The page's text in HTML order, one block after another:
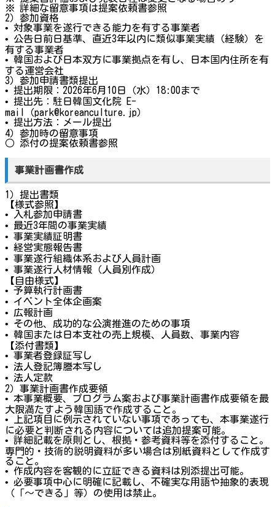
※ 詳細な留意事項は提案依頼書参照
2）参加資格
• 対象事業を遂行できる能力を有する事業者
• 公告日前日基準、直近3年以内に類似事業実績（経験）を
有する事業者
• 韓国および日本双方に事業拠点を有し、日本国内住所を有
する運営会社
3）参加申請書類提出
• 提出期限：2026年6月10日（水）18:00まで
• 提出先：駐日韓国文化院 E-
mail（park@koreanculture.jp）
• 提出方法：メール提出
4）参加時の留意事項
○ 添付の提案依頼書参照
事業計画書作成
1）提出書類
【様式参照】
• 入札参加申請書
• 最近3年間の事業実績
• 事業実績証明書
• 経営実態報告書
• 事業遂行組織体系および人員計画
• 事業遂行人材情報（人員別作成）
【自由様式】
• 予算執行計画書
• イベント全体企画案
• 広報計画
• その他、成功的な公演推進のための事項
• 韓国または日本支社の売上規模、人員数、事業内容
【添付書類】
• 事業者登録証写し
• 法人登記簿謄本写し
• 法人定款
2）事業計画書作成要領
• 本事業概要、プログラム案および事業計画書作成要領を最
大限満たすよう韓国語で作成すること。
• 上記項目に例示されていない事項であっても、本事業遂行
に必要と判断される内容については追加提案可能。
• 詳細記載を原則とし、根拠・参考資料等を添付すること。
専門的・技術的説明資料が多い場合は別紙資料として作成す
ること。
• 作成内容を客観的に立証できる資料は別添提出可能。
• 必要事項中心に明確に記載し、不確実な用語や抽象的表現
（「〜できる」等）の使用は禁止。